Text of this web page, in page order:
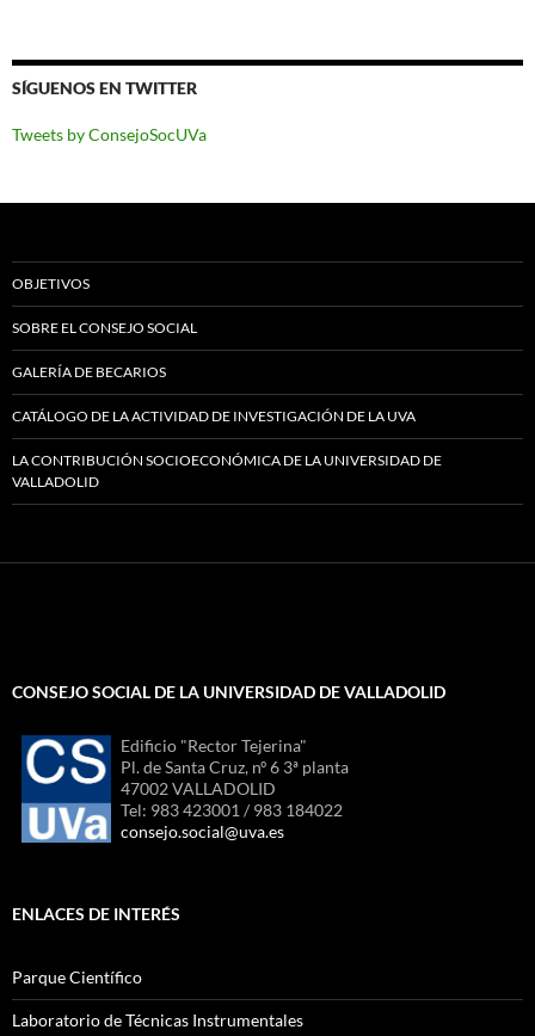
SÍGUENOS EN TWITTER
Tweets by ConsejoSocUVa
OBJETIVOS
SOBRE EL CONSEJO SOCIAL
GALERÍA DE BECARIOS
CATÁLOGO DE LA ACTIVIDAD DE INVESTIGACIÓN DE LA UVA
LA CONTRIBUCIÓN SOCIOECONÓMICA DE LA UNIVERSIDAD DE
VALLADOLID
CONSEJO SOCIAL DE LA UNIVERSIDAD DE VALLADOLID
Edificio "Rector Tejerina"
Pl. de Santa Cruz, nº 6 3ª planta
47002 VALLADOLID
Tel: 983 423001 / 983 184022
consejo.social@uva.es
ENLACES DE INTERÉS
Parque Científico
Laboratorio de Técnicas Instrumentales